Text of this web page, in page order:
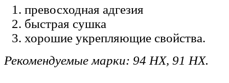
превосходная адгезия
быстрая сушка
хорошие укрепляющие свойства.
Рекомендуемые марки: 94 HX, 91 HX.